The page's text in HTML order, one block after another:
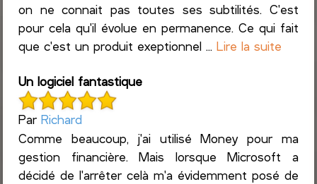
on ne connait pas toutes ses subtilités. C'est
pour cela qu'il évolue en permanence. Ce qui fait
que c'est un produit exeptionnel ...Lire la suite
Un logiciel fantastique
ParRichard
Comme beaucoup, j'ai utilisé Money pour ma
gestion financière. Mais lorsque Microsoft a
décidé de l'arrêter celà m'a évidemment posé de